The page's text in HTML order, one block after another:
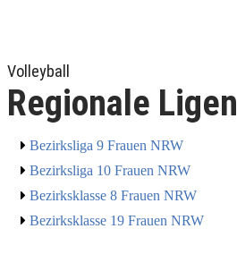
Volleyball
Regionale Ligen
Bezirksliga 9 Frauen NRW
Bezirksliga 10 Frauen NRW
Bezirksklasse 8 Frauen NRW
Bezirksklasse 19 Frauen NRW